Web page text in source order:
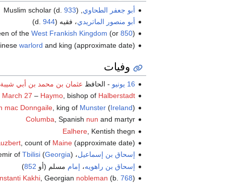
أبو جعفر الطحاوي 933)
أبو منصور الماتريدي، فقيه (d.944
)
of the West Frankish Kingdom (or 850)
warlord and king (approximate date)
وفيات
16 يونيو - الحافظ عثمان بن محمد بن أبي شيبة
March 27 – Haymo, bishop of Halberstadt
mac Donngaile, king of Munster(Ireland)
Columba, Spanish nun and martyr
Ealhere, Kentish thegn
, count of Maine(approximate date)
إسحاق بن إسماعيل، emir of Tbilisi(Georgia)
إسحاق بن راهويه، إمام مسلم (أو 852
)
Kakhi, Georgian nobleman (b. 768)